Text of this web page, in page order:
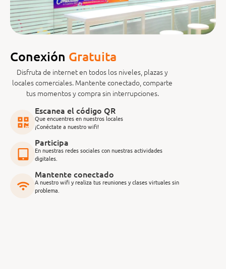
Conexión Gratuita
Disfruta de internet en todos los niveles, plazas y
locales comerciales. Mantente conectado, comparte
tus momentos y compra sin interrupciones.
Escanea el código QR
Que encuentres en nuestros locales
¡Conéctate a nuestro wifi!
Participa
En nuestras redes sociales con nuestras actividades
digitales.
Mantente conectado
A nuestro wifi y realiza tus reuniones y clases virtuales sin
problema.